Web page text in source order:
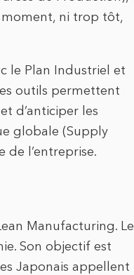
ni trop tôt,
le Plan Industriel et
outils permettent
d’anticiper les
globale (Supply
l’entreprise.
Manufacturing. Le
Son objectif est
Japonais appellent